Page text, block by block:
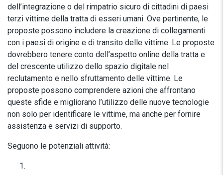
dell’integrazione o del rimpatrio sicuro di cittadini di paesi
terzi vittime della tratta di esseri umani. Ove pertinente, le
proposte possono includere la creazione di collegamenti
con i paesi di origine e di transito delle vittime. Le proposte
dovrebbero tenere conto dell’aspetto online della tratta e
del crescente utilizzo dello spazio digitale nel
reclutamento e nello sfruttamento delle vittime. Le
proposte possono comprendere azioni che affrontano
queste sfide e migliorano l’utilizzo delle nuove tecnologie
non solo per identificare le vittime, ma anche per fornire
assistenza e servizi di supporto.
Seguono le potenziali attività: